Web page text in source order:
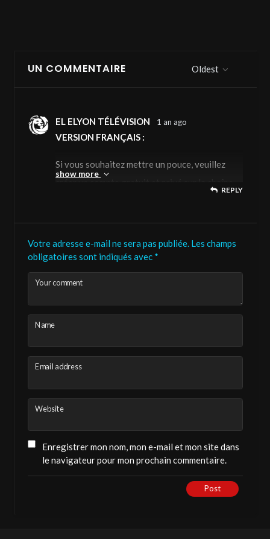
Votre adresse e-mail ne sera pas publiée. Les champs
obligatoires sont indiqués avec *
Your comment
Name
Email address
Website
Enregistrer mon nom, mon e-mail et mon site dans
le navigateur pour mon prochain commentaire.
Post
UN COMMENTAIRE Oldest
EL ELYON TÉLÉVISION 1 an ago
VERSION FRANÇAIS :
Si vous souhaitez mettre un pouce, veuillez
créer un compte gratuit et privé sur la chaîne.
Ou instantanément avec votre compte Google
ou votre compte Facebook.
ENGLISH VERSION:
If you’d like to give it a thumbs-up, please
create a free, private account on the channel.
Or instantly with your Google or Facebook
show more
REPLY